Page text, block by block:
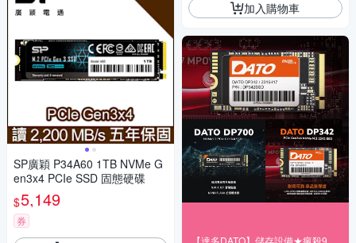
SP廣穎 P34A60 1TB NVMe G
en3x4 PCIe SSD 固態硬碟
$5,149
券
加入購物車